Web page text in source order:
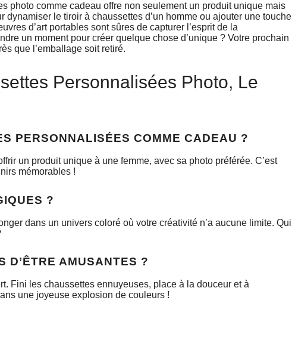
photo comme cadeau offre non seulement un produit unique mais
le tiroir à chaussettes d’un homme ou ajouter une touche
d’art portables sont sûres de capturer l’esprit de la
un moment pour créer quelque chose d’unique ? Votre prochain
que l’emballage soit retiré.
Personnalisées Photo, Le
PERSONNALISÉES COMME CADEAU ?
un produit unique à une femme, avec sa photo préférée. C’est
mémorables !
?
dans un univers coloré où votre créativité n’a aucune limite. Qui
D’ÊTRE AMUSANTES ?
Fini les chaussettes ennuyeuses, place à la douceur et à
une joyeuse explosion de couleurs !